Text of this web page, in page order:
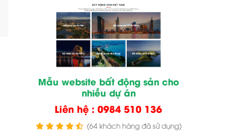
Mẫu website bất động sản cho
nhiều dự án
Liên hệ : 0984 510 136
(64 khách hàng đã sử dụng)